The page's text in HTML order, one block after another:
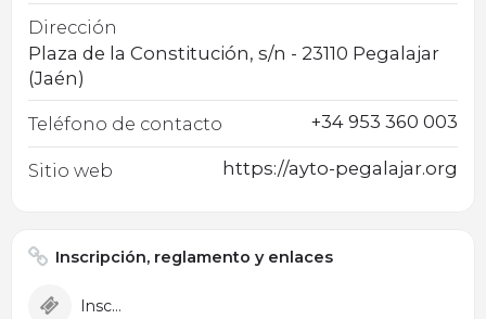
Dirección
Plaza de la Constitución, s/n - 23110 Pegalajar
(Jaén)
Teléfono de contacto +34 953 360 003
Sitio web https://ayto-pegalajar.org
Inscripción, reglamento y enlaces
Inscripción